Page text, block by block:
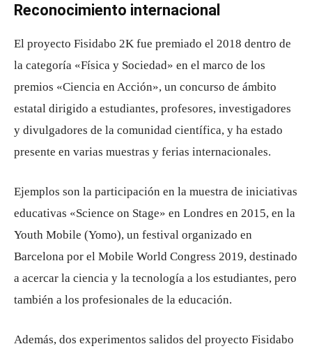
Reconocimiento internacional
El proyecto Fisidabo 2K fue premiado el 2018 dentro de
la categoría «Física y Sociedad» en el marco de los
premios «Ciencia en Acción», un concurso de ámbito
estatal dirigido a estudiantes, profesores, investigadores
y divulgadores de la comunidad científica, y ha estado
presente en varias muestras y ferias internacionales.
Ejemplos son la participación en la muestra de iniciativas
educativas «Science on Stage» en Londres en 2015, en la
Youth Mobile (Yomo), un festival organizado en
Barcelona por el Mobile World Congress 2019, destinado
a acercar la ciencia y la tecnología a los estudiantes, pero
también a los profesionales de la educación.
Además, dos experimentos salidos del proyecto Fisidabo